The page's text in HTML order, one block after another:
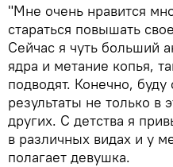
"Мне очень нравится
стараться повышать
Сейчас я чуть больший
ядра и метание копья,
подводят. Конечно, буду
результаты не только в
других. С детства я
в различных видах и у
полагает девушка.